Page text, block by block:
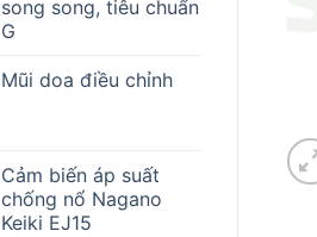
song song, tiêu chuẩn
G
Mũi doa điều chỉnh
Cảm biến áp suất
chống nổ Nagano
Keiki EJ15